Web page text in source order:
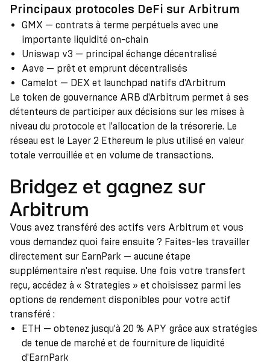
Principaux protocoles DeFi sur Arbitrum
GMX — contrats à terme perpétuels avec une
importante liquidité on-chain
Uniswap v3 — principal échange décentralisé
Aave — prêt et emprunt décentralisés
Camelot — DEX et launchpad natifs d'Arbitrum
Le token de gouvernance ARB d'Arbitrum permet à ses
détenteurs de participer aux décisions sur les mises à
niveau du protocole et l'allocation de la trésorerie. Le
réseau est le Layer 2 Ethereum le plus utilisé en valeur
totale verrouillée et en volume de transactions.
Bridgez et gagnez sur
Arbitrum
Vous avez transféré des actifs vers Arbitrum et vous
vous demandez quoi faire ensuite ? Faites-les travailler
directement sur EarnPark — aucune étape
supplémentaire n'est requise. Une fois votre transfert
reçu, accédez à « Strategies » et choisissez parmi les
options de rendement disponibles pour votre actif
transféré :
ETH — obtenez jusqu'à 20 % APY grâce aux stratégies
de tenue de marché et de fourniture de liquidité
d'EarnPark